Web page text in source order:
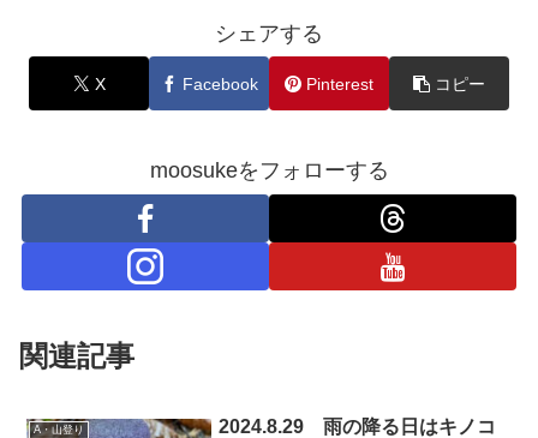
シェアする
X Facebook Pinterest コピー
moosukeをフォローする
関連記事
A・山登り
2024.8.29 雨の降る日はキノコ